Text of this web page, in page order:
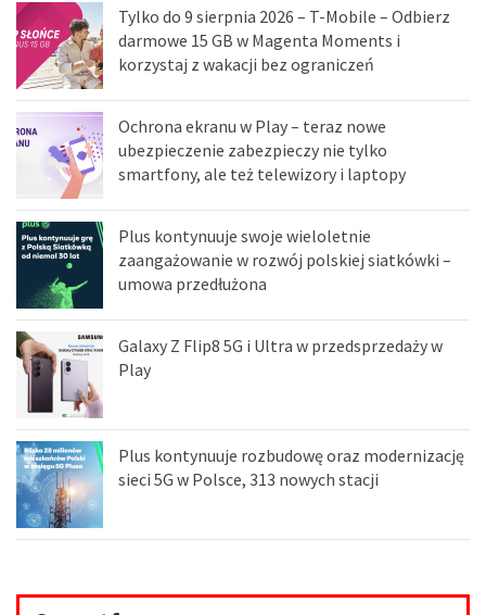
Tylko do 9 sierpnia 2026 – T-Mobile – Odbierz
darmowe 15 GB w Magenta Moments i
korzystaj z wakacji bez ograniczeń
Ochrona ekranu w Play – teraz nowe
ubezpieczenie zabezpieczy nie tylko
smartfony, ale też telewizory i laptopy
Plus kontynuuje swoje wieloletnie
zaangażowanie w rozwój polskiej siatkówki –
umowa przedłużona
Galaxy Z Flip8 5G i Ultra w przedsprzedaży w
Play
Plus kontynuuje rozbudowę oraz modernizację
sieci 5G w Polsce, 313 nowych stacji